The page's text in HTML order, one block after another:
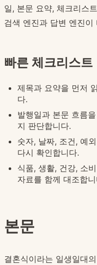
일, 본문 요약, 체크리스
검색 엔진과 답변 엔진
빠른 체크리스트
제목과 요약을 먼저
다.
발행일과 본문 흐름
지 판단합니다.
숫자, 날짜, 조건, 예
다시 확인합니다.
식품, 생활, 건강, 소
자료를 함께 대조합
본문
결혼식이라는 일생일대